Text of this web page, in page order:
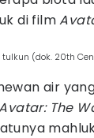
di film
(dok. 20th
air
The